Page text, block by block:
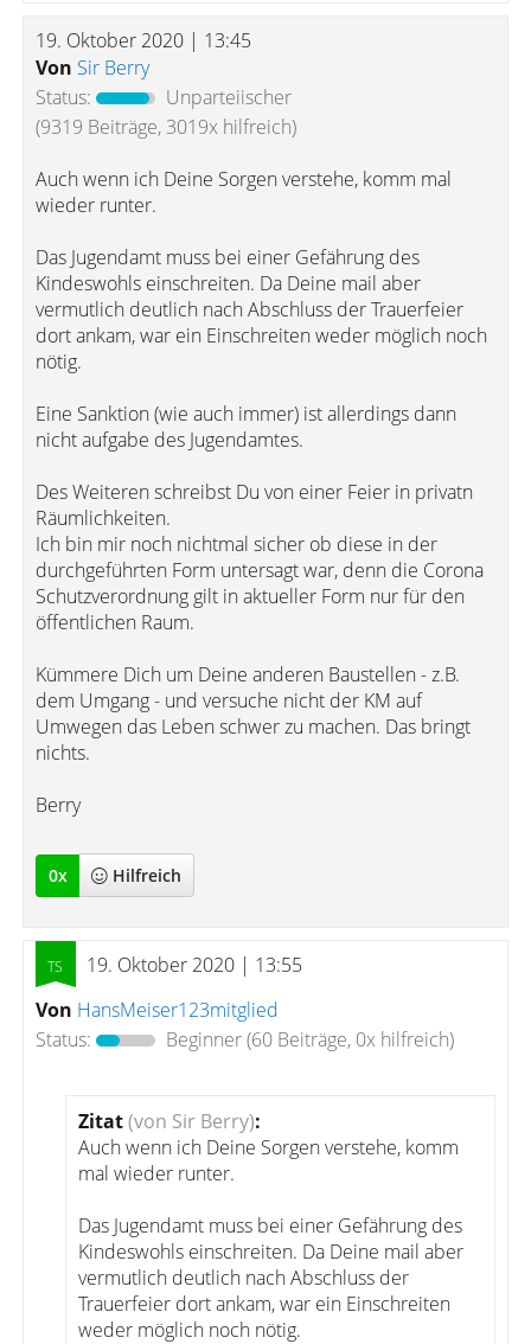
19. Oktober 2020 | 13:45
Von Sir Berry
Status:
Unparteiischer
(9319 Beiträge, 3019x hilfreich)
Auch wenn ich Deine Sorgen verstehe, komm mal
wieder runter.
Das Jugendamt muss bei einer Gefährung des
Kindeswohls einschreiten. Da Deine mail aber
vermutlich deutlich nach Abschluss der Trauerfeier
dort ankam, war ein Einschreiten weder möglich noch
nötig.
Eine Sanktion (wie auch immer) ist allerdings dann
nicht aufgabe des Jugendamtes.
Des Weiteren schreibst Du von einer Feier in privatn
Räumlichkeiten.
Ich bin mir noch nichtmal sicher ob diese in der
durchgeführten Form untersagt war, denn die Corona
Schutzverordnung gilt in aktueller Form nur für den
öffentlichen Raum.
Kümmere Dich um Deine anderen Baustellen - z.B.
dem Umgang - und versuche nicht der KM auf
Umwegen das Leben schwer zu machen. Das bringt
nichts.
Berry
0x Hilfreich
19. Oktober 2020 | 13:55
Von HansMeiser123mitglied
Status:
Beginner(60 Beiträge, 0x hilfreich)
Zitat(von Sir Berry):
Auch wenn ich Deine Sorgen verstehe, komm
mal wieder runter.
Das Jugendamt muss bei einer Gefährung des
Kindeswohls einschreiten. Da Deine mail aber
vermutlich deutlich nach Abschluss der
Trauerfeier dort ankam, war ein Einschreiten
weder möglich noch nötig.